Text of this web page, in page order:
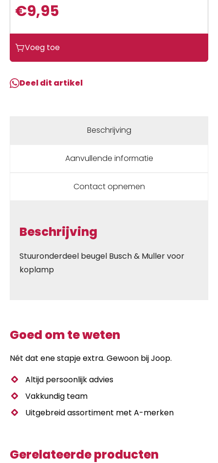
€9,95
Voeg toe
Deel dit artikel
Beschrijving
Aanvullende informatie
Contact opnemen
Beschrijving
Stuuronderdeel beugel Busch & Muller voor
koplamp
Goed om te weten
Nét dat ene stapje extra. Gewoon bij Joop.
Altijd persoonlijk advies
Vakkundig team
Uitgebreid assortiment met A-merken
Gerelateerde producten